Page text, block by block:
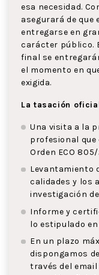
esa necesidad.
asegurará de que
entregarse en
carácter público.
final se
el momento en
exigida.
La tasación
Una visita a la
profesional
Orden ECO
Levantamiento
calidades y los
investigación
Informe y
lo estipulado
En un plazo
dispongamos
través del